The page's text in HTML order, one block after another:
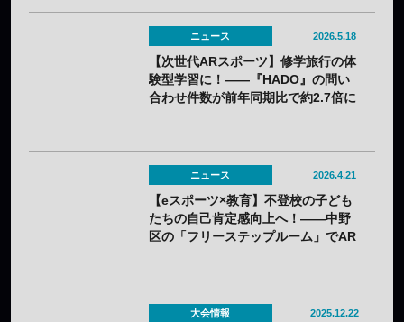
ニュース 2026.5.18
【次世代ARスポーツ】修学旅行の体
験型学習に！――『HADO』の問い
合わせ件数が前年同期比で約2.7倍に
ニュース 2026.4.21
【eスポーツ×教育】不登校の子ども
たちの自己肯定感向上へ！――中野
区の「フリーステップルーム」でAR
大会情報 2025.12.22